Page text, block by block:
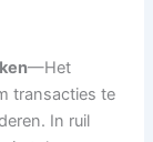
—Het
transacties te
In ruil